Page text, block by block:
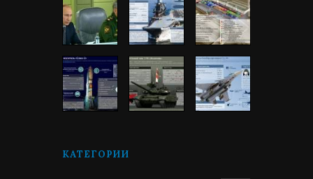
КАТЕГОРИИ